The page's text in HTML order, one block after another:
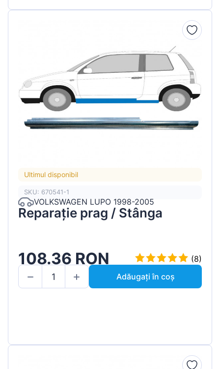
Ultimul disponibil
SKU: 670541-1
VOLKSWAGEN LUPO 1998-2005
Reparație prag / Stânga
108.36 RON
(8)
Adăugați în coș